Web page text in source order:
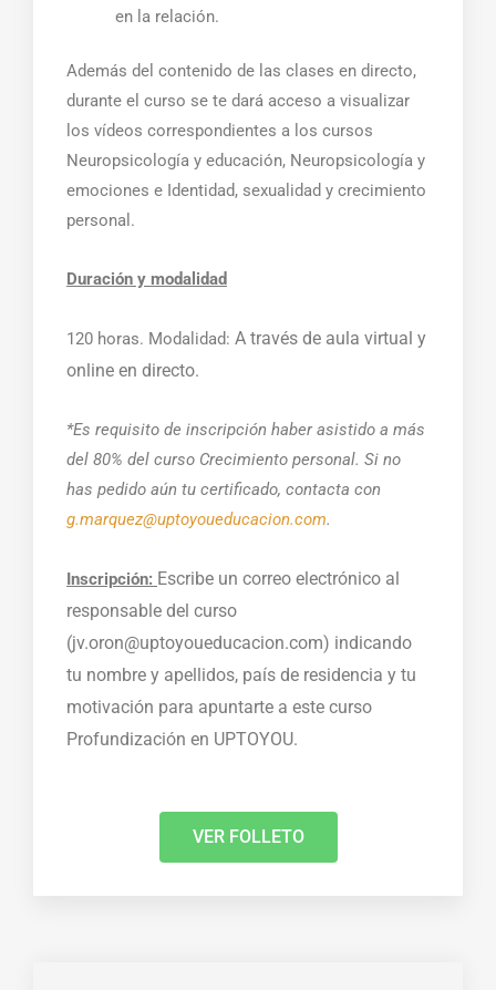
en la relación.
Además del contenido de las clases en directo,
durante el curso se te dará acceso a visualizar
los vídeos correspondientes a los cursos
Neuropsicología y educación, Neuropsicología y
emociones e Identidad, sexualidad y crecimiento
personal.
Duración y modalidad
120 horas. Modalidad: A través de aula virtual y
online en directo.
*Es requisito de inscripción haber asistido a más
del 80% del curso Crecimiento personal. Si no
has pedido aún tu certificado, contacta con
g.marquez@uptoyoueducacion.com.
Inscripción: Escribe un correo electrónico al
responsable del curso
(jv.oron@uptoyoueducacion.com) indicando
tu nombre y apellidos, país de residencia y tu
motivación para apuntarte a este curso
Profundización en UPTOYOU.
VER FOLLETO